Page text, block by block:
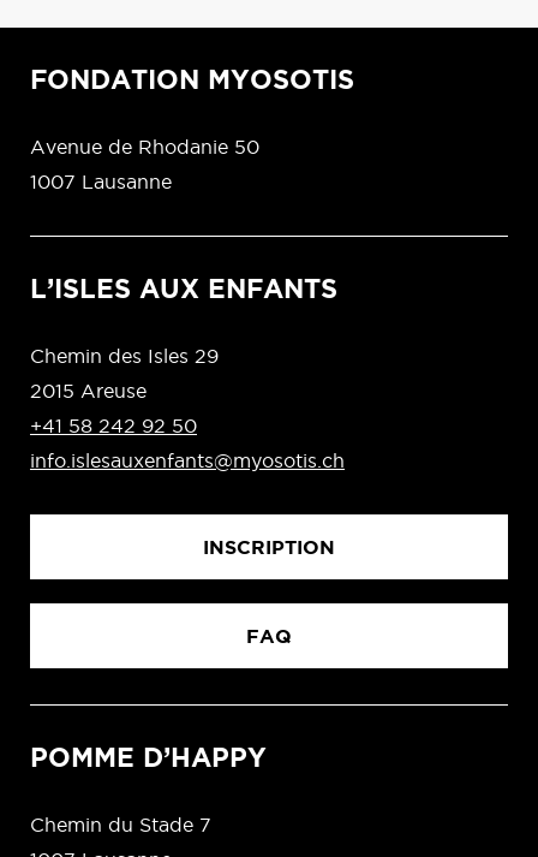
FONDATION MYOSOTIS
Avenue de Rhodanie 50
1007 Lausanne
L’ISLES AUX ENFANTS
Chemin des Isles 29
2015 Areuse
+41 58 242 92 50
info.islesauxenfants@myosotis.ch
INSCRIPTION
FAQ
POMME D’HAPPY
Chemin du Stade 7